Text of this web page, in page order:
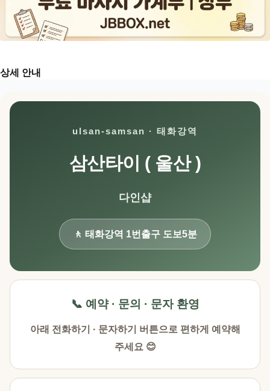
상세 안내
ulsan-samsan · 태화강역
삼산타이 ( 울산 )
다인샵
🚶 태화강역 1번출구 도보5분
📞 예약 · 문의 · 문자 환영
아래 전화하기 · 문자하기 버튼으로 편하게 예약해
주세요 😊